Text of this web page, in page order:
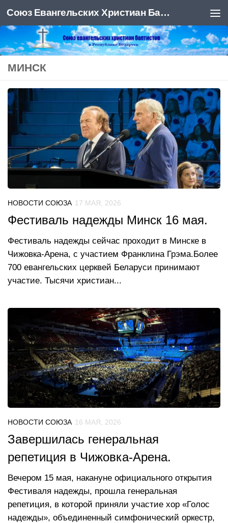
Под записью Союз Евангельских Христиан Баптистов
МИНСК
НОВОСТИ СОЮЗА 17 МАЯ, 2026
Фестиваль надежды Минск 16 мая.
Фестиваль надежды сейчас проходит в Минске в
Чижовка-Арена, с участием Франклина Грэма.Более
700 евангельских церквей Беларуси принимают
участие. Тысячи христиан...
НОВОСТИ СОЮЗА 16 МАЯ, 2026
Завершилась генеральная
репетиция в Чижовка-Арена.
Вечером 15 мая, накануне официального открытия
Фестиваля надежды, прошла генеральная
репетиция, в которой приняли участие хор «Голос
надежды», объединенный симфонический оркестр,